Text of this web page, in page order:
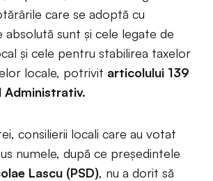
care se adoptă cu
absolută sunt și cele legate de
și cele pentru stabilirea taxelor
locale, potrivit articolului 139
Administrativ.
consilierii locali care au votat
numele, după ce președintele
Lascu (PSD), nu a dorit să